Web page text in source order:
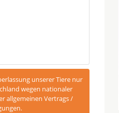
unserer Tiere nur
wegen nationaler
allgemeinen Vertrags /